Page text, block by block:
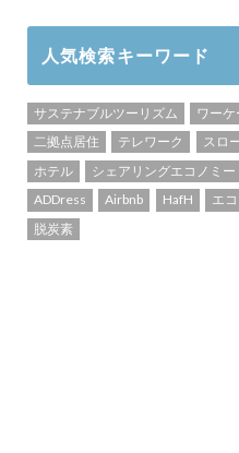
人気検索キーワード
サステナブルツーリズム ワー
二拠点居住
テレワーク スロ
ホテル
シェアリングエコノミー
ADDress
Airbnb HafH エ
脱炭素